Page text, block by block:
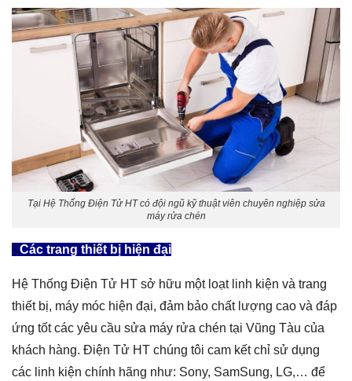
Tại Hệ Thống Điện Tử HT có đội ngũ kỹ thuật viên chuyên nghiệp sửa
máy rửa chén
Các trang thiết bị hiện đại
Hệ Thống Điện Tử HT sở hữu một loạt linh kiện và trang
thiết bị, máy móc hiện đại, đảm bảo chất lượng cao và đáp
ứng tốt các yêu cầu sửa máy rửa chén tại Vũng Tàu của
khách hàng. Điện Tử HT chúng tôi cam kết chỉ sử dụng
các linh kiện chính hãng như: Sony, SamSung, LG,… để